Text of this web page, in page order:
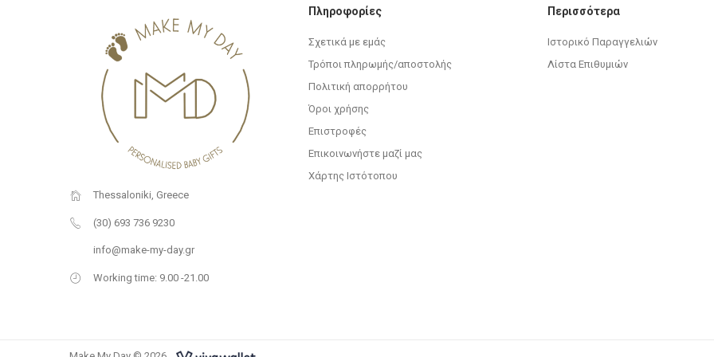
Thessaloniki, Greece
(30) 693 736 9230
info@make-my-day.gr
Working time: 9.00 -21.00
Πληροφορίες
Σχετικά με εμάς
Τρόποι πληρωμής/αποστολής
Πολιτική απορρήτου
Όροι χρήσης
Επιστροφές
Επικοινωνήστε μαζί μας
Χάρτης Ιστότοπου
Περισσότερα
Ιστορικό Παραγγελιών
Λίστα Επιθυμιών